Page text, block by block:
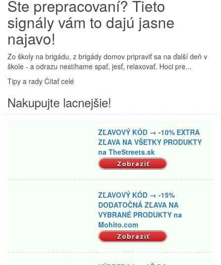
Ste prepracovaní? Tieto
signály vám to dajú jasne
najavo!
Zo školy na brigádu, z brigády domov pripraviť sa na ďalší deň v
škole - a odrazu nestíhame spať, jesť, relaxovať. Hoci pre...
Tipy a rady Čítať celé
Nakupujte lacnejšie!
ZĽAVOVÝ KÓD → -10% EXTRA
ZĽAVA NA VŠETKY PRODUKTY
na TheStreets.sk
Zobraziť
ZĽAVOVÝ KÓD → -15%
DODATOČNÁ ZĽAVA NA
VYBRANÉ PRODUKTY na
Mohito.com
Zobraziť